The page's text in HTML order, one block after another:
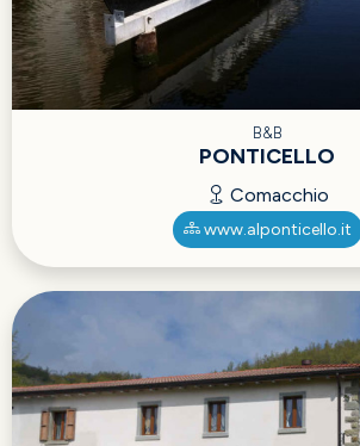
B&B
PONTICELLO
Comacchio
www.alponticello.it